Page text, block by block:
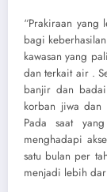
“Prakiraan yang
bagi
kawasan yang
dan terkait air .
banjir dan
korban jiwa dan
Pada saat
menghadapi
satu bulan per
menjadi lebih